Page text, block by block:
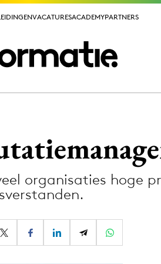
VACATURESACADEMYPARTNERS
VACATURESACADEMYPARTNERS
Merkstrategie
PR
organisaties hoge